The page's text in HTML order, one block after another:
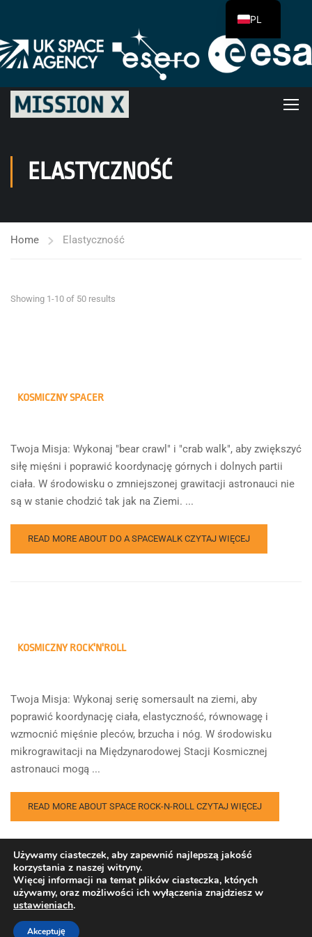
ELASTYCZNOŚĆ
Home Elastyczność
Showing 1-10 of 50 results
KOSMICZNY SPACER
Twoja Misja: Wykonaj "bear crawl" i "crab walk", aby zwiększyć
siłę mięśni i poprawić koordynację górnych i dolnych partii
ciała. W środowisku o zmniejszonej grawitacji astronauci nie
są w stanie chodzić tak jak na Ziemi. ...
READ MORE ABOUT DO A SPACEWALK CZYTAJ WIĘCEJ
KOSMICZNY ROCK'N'ROLL
Twoja Misja: Wykonaj serię somersault na ziemi, aby
poprawić koordynację ciała, elastyczność, równowagę i
wzmocnić mięśnie pleców, brzucha i nóg. W środowisku
mikrograwitacji na Międzynarodowej Stacji Kosmicznej
astronauci mogą ...
READ MORE ABOUT SPACE ROCK-N-ROLL CZYTAJ WIĘCEJ
Copyright © Europejska Agencja Kosmiczna. Wszelkie prawa
zastrzeżone.
Używamy ciasteczek, aby zapewnić najlepszą jakość
korzystania z naszej witryny.
Więcej informacji na temat plików ciasteczka, których
używamy, oraz możliwości ich wyłączenia znajdziesz w
ustawieniach.
Akceptuję
PL